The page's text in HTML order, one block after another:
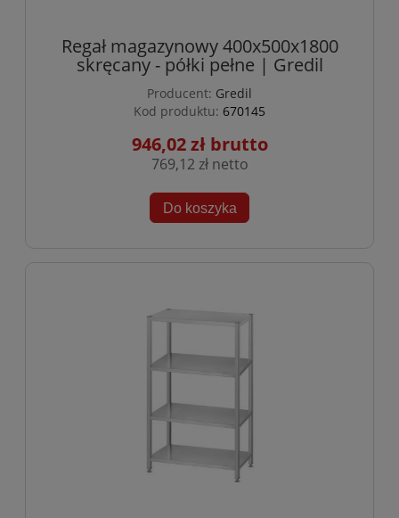
Regał magazynowy 400x500x1800
skręcany - półki pełne | Gredil
Producent: Gredil
Kod produktu: 670145
946,02 zł
769,12 zł
Do koszyka